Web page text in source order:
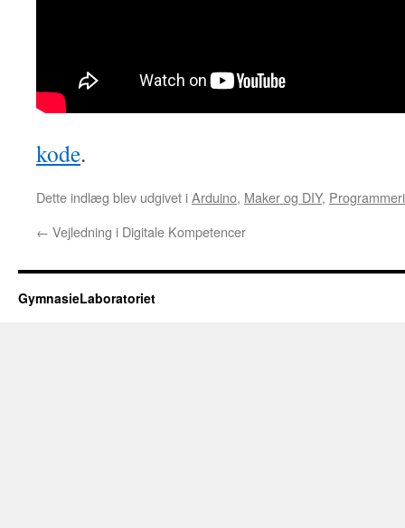
kode.
Dette indlæg blev udgivet iArduino, Maker og DIY,
← Vejledning i Digitale Kompetencer
GymnasieLaboratoriet